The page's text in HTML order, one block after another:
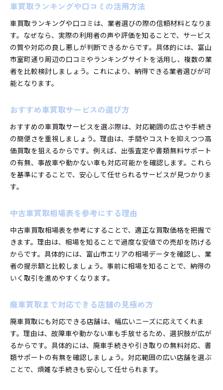
車買取ランキングや口コミの活用方法
車買取ランキングや口コミは、業者選びの際の信頼材料となりま
す。なぜなら、実際の利用者の声や評価を知ることで、サービス
の質や対応の良し悪しが判断できるからです。具体的には、富山
市室町通り周辺の口コミやランキングサイトを活用し、複数の業
者を比較検討しましょう。これにより、納得できる業者選びが可
能となります。
おすすめ車買取サービスの選び方
おすすめの車買取サービスを選ぶ際は、対応範囲の広さや手続き
の簡便さを重視しましょう。理由は、手間やコストを抑えつつ高
価買取を狙えるからです。例えば、出張査定や書類無料サポート
の有無、事故車や動かない車も対応可能かを確認します。これら
を基準にすることで、安心して任せられるサービスが見つかりま
す。
中古車買取相場表を参考にする理由
中古車買取相場表を参考にすることで、適正な買取価格を把握で
きます。理由は、相場を知ることで過度な安値での売却を防げる
からです。具体的には、富山市エリアの相場データを確認し、業
者の提示額と比較しましょう。事前に相場を知ることで、納得の
いく取引を進めやすくなります。
廃車買取まで対応できる店舗の見極め方
廃車買取にも対応できる店舗は、幅広いニーズに応えてくれま
す。理由は、故障車や動かない車も手放せるため、選択肢が広が
るからです。具体的には、廃車手続きや引き取りの無料対応、書
類サポートの有無を確認しましょう。対応範囲の広い店舗を選ぶ
ことで、煩雑な手続きも安心して任せられます。